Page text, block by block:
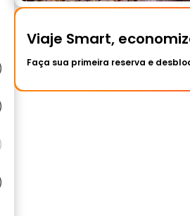
Viaje Smart,
Faça sua primeira reserva e